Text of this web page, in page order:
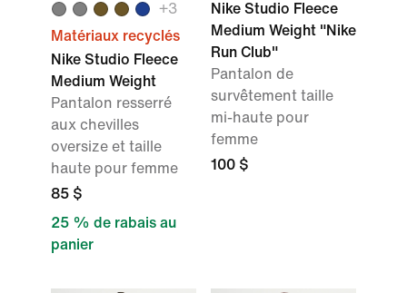
+3
Matériaux recyclés
Nike Studio Fleece
Medium Weight
Pantalon resserré
aux chevilles
oversize et taille
haute pour femme
85 $
25 % de rabais au
panier
Nike Studio Fleece
Medium Weight "Nike
Run Club"
Pantalon de
survêtement taille
mi-haute pour
femme
100 $